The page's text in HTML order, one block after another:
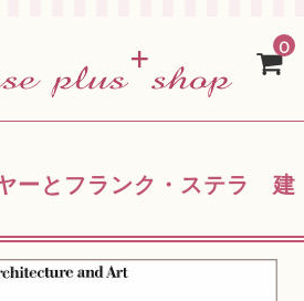
0
ーとフランク・ステラ 建